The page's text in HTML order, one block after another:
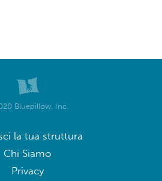
Bluepillow, Inc.
la tua struttura
Chi Siamo
Privacy